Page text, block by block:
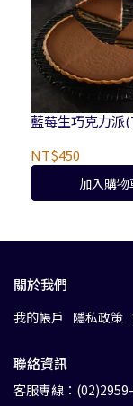
藍莓生巧克力派
NT$450
加入購物
關於我們
我的帳戶 隱私政策
聯絡資訊
客服專線：